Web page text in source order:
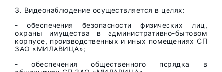
3. Видеонаблюдение осуществляется в целях:
- обеспечения безопасности физических лиц,
охраны имущества в административно-бытовом
корпусе, производственных и иных помещениях СП
ЗАО «МИЛАВИЦА»;
- обеспечения общественного порядка в